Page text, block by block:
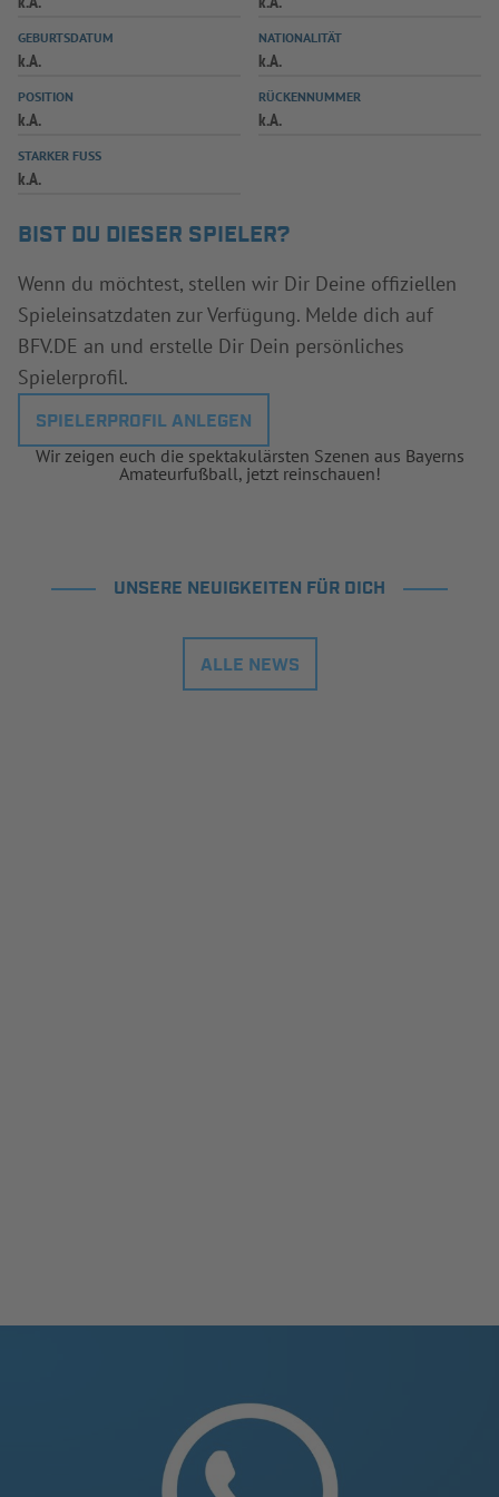
SPIELPLUS
GEBURTSDATUM
k.A.
NATIONALITÄT
k.A.
POSITION
k.A.
RÜCKENNUMMER
k.A.
STARKER FUSS
k.A.
BIST DU DIESER SPIELER?
Wenn du möchtest, stellen wir Dir Deine offiziellen
Spieleinsatzdaten zur Verfügung. Melde dich auf
BFV.DE an und erstelle Dir Dein persönliches
Spielerprofil.
SPIELERPROFIL ANLEGEN
Wir zeigen euch die spektakulärsten Szenen aus Bayerns
Amateurfußball, jetzt reinschauen!
UNSERE NEUIGKEITEN FÜR DICH
ALLE NEWS